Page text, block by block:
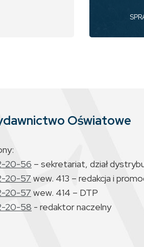
Oświatowe
20-56 – sekretariat, dział
20-57 wew. 413 – redakcja i
20-57 wew. 414 – DTP
20-58 - redaktor naczelny